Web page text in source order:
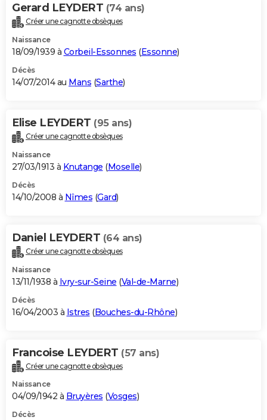
Carte de Noël
Carte Bonne année
Carte Saint-Valentin
Carte Pâques
Carte d'anniversaire
DICTIONNAIRE
Dictionnaire
Biographies
Citations
Expressions
Proverbes
PROGRAMME TV
S'inscrire
Se connecter
Lycées
Collèges
Primaires
Universités
Entreprises
Service militaire
Avis de recherche
AVIS DE DÉCÈS
Bricolage
Lifestyle
Culture
Sport
Auto
Television
Voyage
Cinema
Gerard LEYDERT (74 ans)
Créer une cagnotte obsèques
Naissance
18/09/1939 à Corbeil-Essonnes (Essonne)
Décès
14/07/2014 au Mans (Sarthe)
Elise LEYDERT (95 ans)
Créer une cagnotte obsèques
Naissance
27/03/1913 à Knutange (Moselle)
Décès
14/10/2008 à Nîmes (Gard)
Daniel LEYDERT (64 ans)
Créer une cagnotte obsèques
Naissance
13/11/1938 à Ivry-sur-Seine (Val-de-Marne)
Décès
16/04/2003 à Istres (Bouches-du-Rhône)
Francoise LEYDERT (57 ans)
Créer une cagnotte obsèques
Naissance
04/09/1942 à Bruyères (Vosges)
Décès